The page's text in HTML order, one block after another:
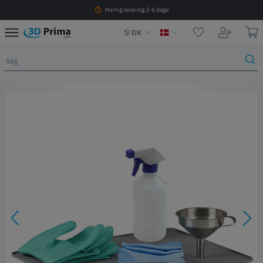
Hurtig levering 2-6 dage
DK